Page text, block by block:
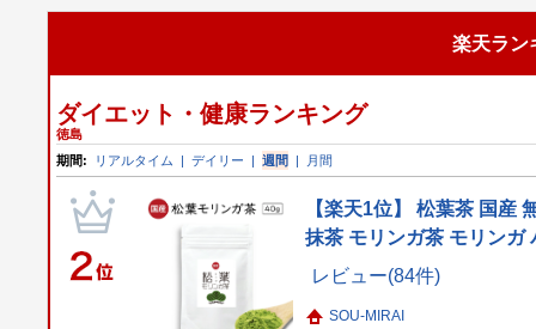
楽天ラン
ダイエット・健康ランキング
徳島
期間:
リアルタイム |デイリー |週間 | 月間
【楽天1位】 松葉茶 国産
抹茶 モリンガ茶 モリン
レビュー(84件)
SOU-MIRAI